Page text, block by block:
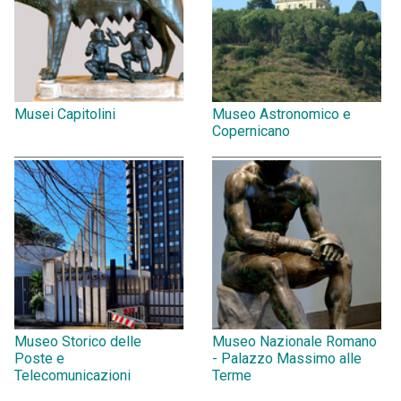
Musei Capitolini
Museo Astronomico e
Copernicano
Museo Storico delle
Poste e
Telecomunicazioni
Museo Nazionale Romano
- Palazzo Massimo alle
Terme